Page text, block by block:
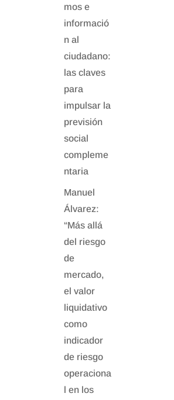
mos e
informació
n al
ciudadano:
las claves
para
impulsar la
previsión
social
compleme
ntaria
Manuel
Álvarez:
“Más allá
del riesgo
de
mercado,
el valor
liquidativo
como
indicador
de riesgo
operaciona
l en los